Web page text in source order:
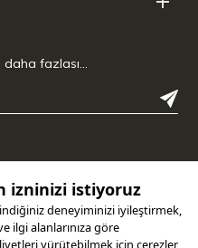
fazlası…